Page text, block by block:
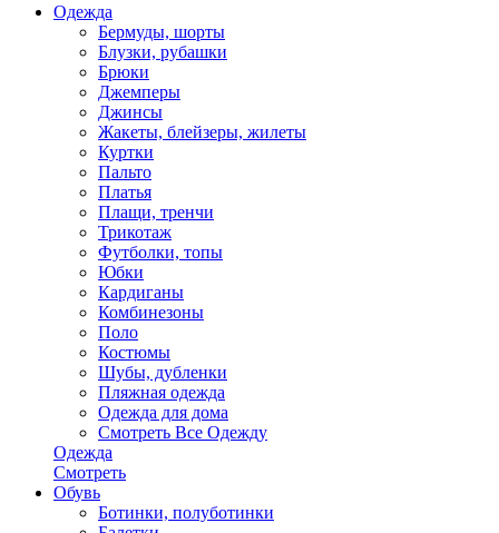
Одежда
Бермуды, шорты
Блузки, рубашки
Брюки
Джемперы
Джинсы
Жакеты, блейзеры, жилеты
Куртки
Пальто
Платья
Плащи, тренчи
Трикотаж
Футболки, топы
Юбки
Кардиганы
Комбинезоны
Поло
Костюмы
Шубы, дубленки
Пляжная одежда
Одежда для дома
Смотреть Все Одежду
Одежда
Смотреть
Обувь
Ботинки, полуботинки